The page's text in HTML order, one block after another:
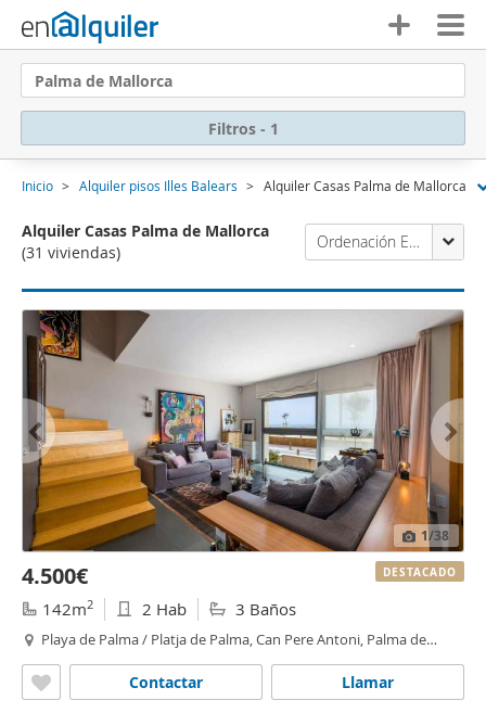
Palma de Mallorca
Filtros - 1
Inicio Alquiler pisos Illes Balears Alquiler Casas Palma de Mallorca
Alquiler Casas Palma de Mallorca
(31 viviendas)
Ordenación Enalquiler
1/38
4.500€
142m2 2 Hab 3 Baños
Playa de Palma / Platja de Palma, Can Pere Antoni, Palma de
Llamar
Contactar
DESTACADO